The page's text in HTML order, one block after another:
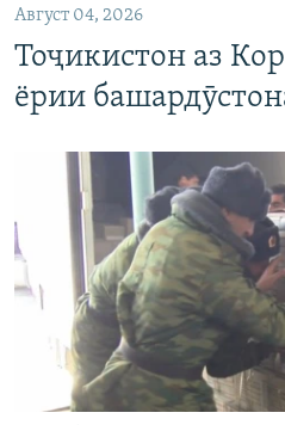
Август 04, 2026
Тоҷикистон аз
ёрии